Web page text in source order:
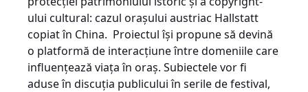
ului cultural: cazul orașului austriac Hallstatt
copiat în China. Proiectul îşi propune să devină
o platformă de interacţiune între domeniile care
influenţează viaţa în oraș. Subiectele vor fi
aduse în discuția publicului în serile de festival,